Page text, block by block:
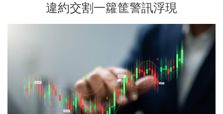
違約交割一籮筐警訊浮現